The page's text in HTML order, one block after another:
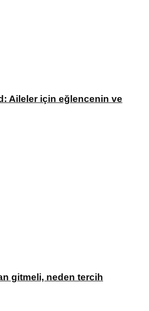
Aileler için eğlencenin ve
gitmeli, neden tercih